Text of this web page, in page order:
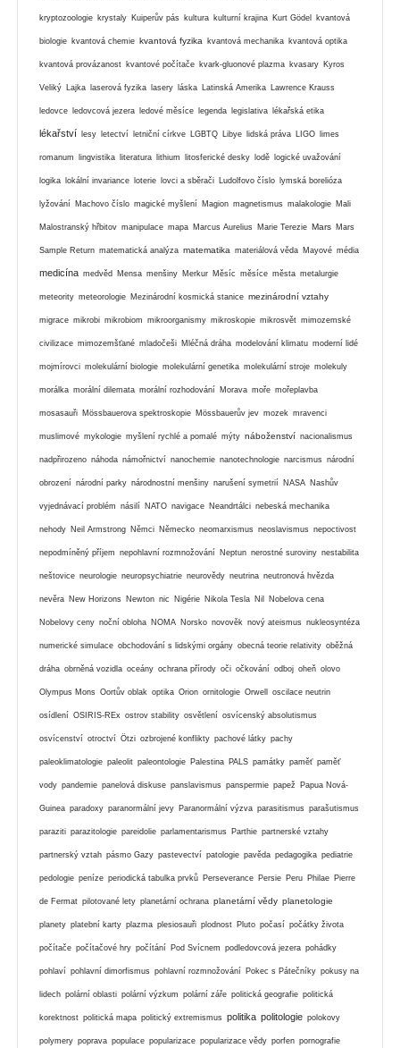
kryptozoologie krystaly Kuiperův pás kultura kulturní krajina Kurt Gödel kvantová
biologie kvantová chemie kvantová fyzika kvantová mechanika kvantová optika
kvantová provázanost kvantové počítače kvark-gluonové plazma kvasary Kyros
Veliký Lajka laserová fyzika lasery láska Latinská Amerika Lawrence Krauss
ledovce ledovcová jezera ledové měsíce legenda legislativa lékařská etika
lékařství lesy letectví letniční církve LGBTQ Libye lidská práva LIGO limes
romanum lingvistika literatura lithium litosferické desky lodě logické uvažování
logika lokální invariance loterie lovci a sběrači Ludolfovo číslo lymská borelióza
lyžování Machovo číslo magické myšlení Magion magnetismus malakologie Mali
Malostranský hřbitov manipulace mapa Marcus Aurelius Marie Terezie Mars Mars
Sample Return matematická analýza matematika materiálová věda Mayové média
medicína medvěd Mensa menšiny Merkur Měsíc měsíce města metalurgie
meteority meteorologie Mezinárodní kosmická stanice mezinárodní vztahy
migrace mikrobi mikrobiom mikroorganismy mikroskopie mikrosvět mimozemské
civilizace mimozemšťané mladočeši Mléčná dráha modelování klimatu moderní lidé
mojmírovci molekulární biologie molekulární genetika molekulární stroje molekuly
morálka morální dilemata morální rozhodování Morava moře mořeplavba
mosasauři Mössbauerova spektroskopie Mössbauerův jev mozek mravenci
muslimové mykologie myšlení rychlé a pomalé mýty náboženství nacionalismus
nadpřirozeno náhoda námořnictví nanochemie nanotechnologie narcismus národní
obrození národní parky národnostní menšiny narušení symetrií NASA Nashův
vyjednávací problém násilí NATO navigace Neandrtálci nebeská mechanika
nehody Neil Armstrong Němci Německo neomarxismus neoslavismus nepoctivost
nepodmíněný příjem nepohlavní rozmnožování Neptun nerostné suroviny nestabilita
neštovice neurologie neuropsychiatrie neurovědy neutrina neutronová hvězda
nevěra New Horizons Newton nic Nigérie Nikola Tesla Nil Nobelova cena
Nobelovy ceny noční obloha NOMA Norsko novověk nový ateismus nukleosyntéza
numerické simulace obchodování s lidskými orgány obecná teorie relativity oběžná
dráha obrněná vozidla oceány ochrana přírody oči očkování odboj oheň olovo
Olympus Mons Oortův oblak optika Orion ornitologie Orwell oscilace neutrin
osídlení OSIRIS-REx ostrov stability osvětlení osvícenský absolutismus
osvícenství otroctví Ötzi ozbrojené konflikty pachové látky pachy
paleoklimatologie paleolit paleontologie Palestina PALS památky paměť paměť
vody pandemie panelová diskuse panslavismus panspermie papež Papua Nová-
Guinea paradoxy paranormální jevy Paranormální výzva parasitismus parašutismus
paraziti parazitologie pareidolie parlamentarismus Parthie partnerské vztahy
partnerský vztah pásmo Gazy pastevectví patologie pavěda pedagogika pediatrie
pedologie peníze periodická tabulka prvků Perseverance Persie Peru Philae Pierre
de Fermat pilotované lety planetární ochrana planetární vědy planetologie
planety platební karty plazma plesiosauři plodnost Pluto počasí počátky života
počítače počítačové hry počítání Pod Svícnem podledovcová jezera pohádky
pohlaví pohlavní dimorfismus pohlavní rozmnožování Pokec s Pátečníky pokusy na
lidech polární oblasti polární výzkum polární záře politická geografie politická
korektnost politická mapa politický extremismus politika politologie polokovy
polymery poprava populace popularizace popularizace vědy porfen pornografie